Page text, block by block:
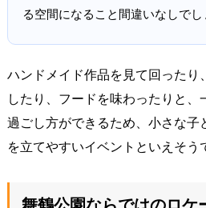
る空間になること間違いなしでし
ハンドメイド作品を見て回ったり
したり、フードを味わったりと、
過ごし方ができるため、小さな子
を立てやすいイベントといえそう